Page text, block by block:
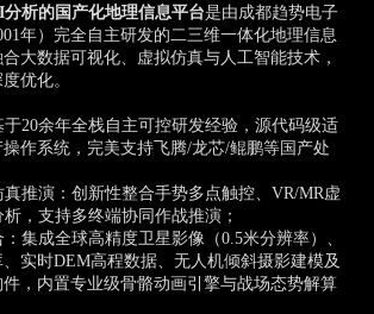
析的国产化地理信息平台是由成都趋势电子
年）完全自主研发的二三维一体化地理信息
大数据可视化、虚拟仿真与人工智能技术，
优化。
20余年全栈自主可控研发经验，源代码级适
作系统，完美支持飞腾/龙芯/鲲鹏等国产处
推演：创新性整合手势多点触控、VR/MR虚
，支持多终端协同作战推演；
集成全球高精度卫星影像（0.5米分辨率）、
实时DEM高程数据、无人机倾斜摄影建模及
，内置专业级骨骼动画引擎与战场态势解算